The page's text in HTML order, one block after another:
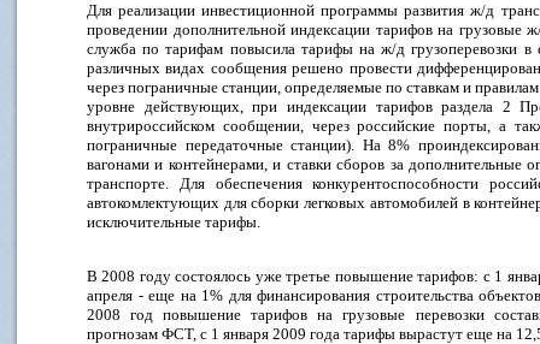
Для реализации инвестиционной программы развития ж/д
проведении дополнительной индексации тарифов на грузовые
служба по тарифам повысила тарифы на ж/д грузоперевозки
различных видах сообщения решено провести
через пограничные станции, определяемые по ставкам и
уровне действующих, при индексации тарифов раздела 2
внутрироссийском сообщении, через российские порты, а
пограничные передаточные станции). На 8%
вагонами и контейнерами, и ставки сборов за дополнительные
транспорте. Для обеспечения конкурентоспособности
автокомлектующих для сборки легковых автомобилей в
исключительные тарифы.
В 2008 году состоялось уже третье повышение тарифов: с 1
апреля - еще на 1% для финансирования строительства
2008 год повышение тарифов на грузовые перевозки
прогнозам ФСТ, с 1 января 2009 года тарифы вырастут еще на